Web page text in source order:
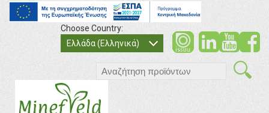
Choose Country:
Ελλάδα (Ελληνικά)